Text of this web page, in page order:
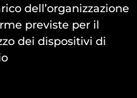
dell’organizzazione
previste per il
dei dispositivi di